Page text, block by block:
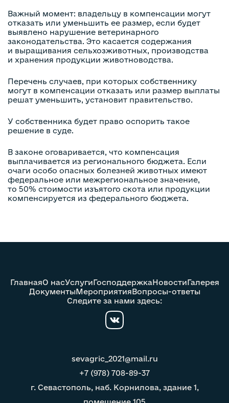
Важный момент: владельцу в компенсации могут
отказать или уменьшить ее размер, если будет
выявлено нарушение ветеринарного
законодательства. Это касается содержания
и выращивания сельхозживотных, производства
и хранения продукции животноводства.
Перечень случаев, при которых собственнику
могут в компенсации отказать или размер выплаты
решат уменьшить, установит правительство.
У собственника будет право оспорить такое
решение в суде.
В законе оговаривается, что компенсация
выплачивается из регионального бюджета. Если
очаги особо опасных болезней животных имеют
федеральное или межрегиональное значение,
то 50% стоимости изъятого скота или продукции
компенсируется из федерального бюджета.
ГлавнаяО насУслугиГосподдержкаНовостиГалерея
ДокументыМероприятияВопросы-ответы
Следите за нами здесь:
sevagric_2021@mail.ru
+7 (978) 708-89-37
г. Севастополь, наб. Корнилова, здание 1,